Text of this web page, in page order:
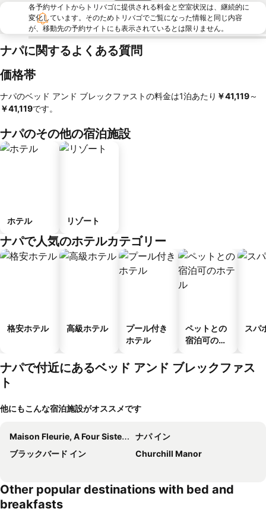
各予約サイトからトリバゴに提供される料金と空室状況は、継続的に
変化しています。そのためトリバゴでご覧になった情報と同じ内容
が、移動先の予約サイトにも表示されているとは限りません。
ナパに関するよくある質問
価格帯
ナパのベッド アンド ブレックファストの料金は1泊あたり ‎￥41,119～
￥41,119です。
ナパのその他の宿泊施設
ホテル リゾート
ナパで人気のホテルカテゴリー
格安ホテル 高級ホテル
プール付き
ホテル
ペットとの
宿泊可のホ
スパ
ナパで付近にあるベッド アンド ブレックファス
ト
他にもこんな宿泊施設がオススメです
Maison Fleurie, A Four Sisters Inn
ナパ イン
ブラックバード イン
Churchill Manor
Other popular destinations with bed and
breakfasts